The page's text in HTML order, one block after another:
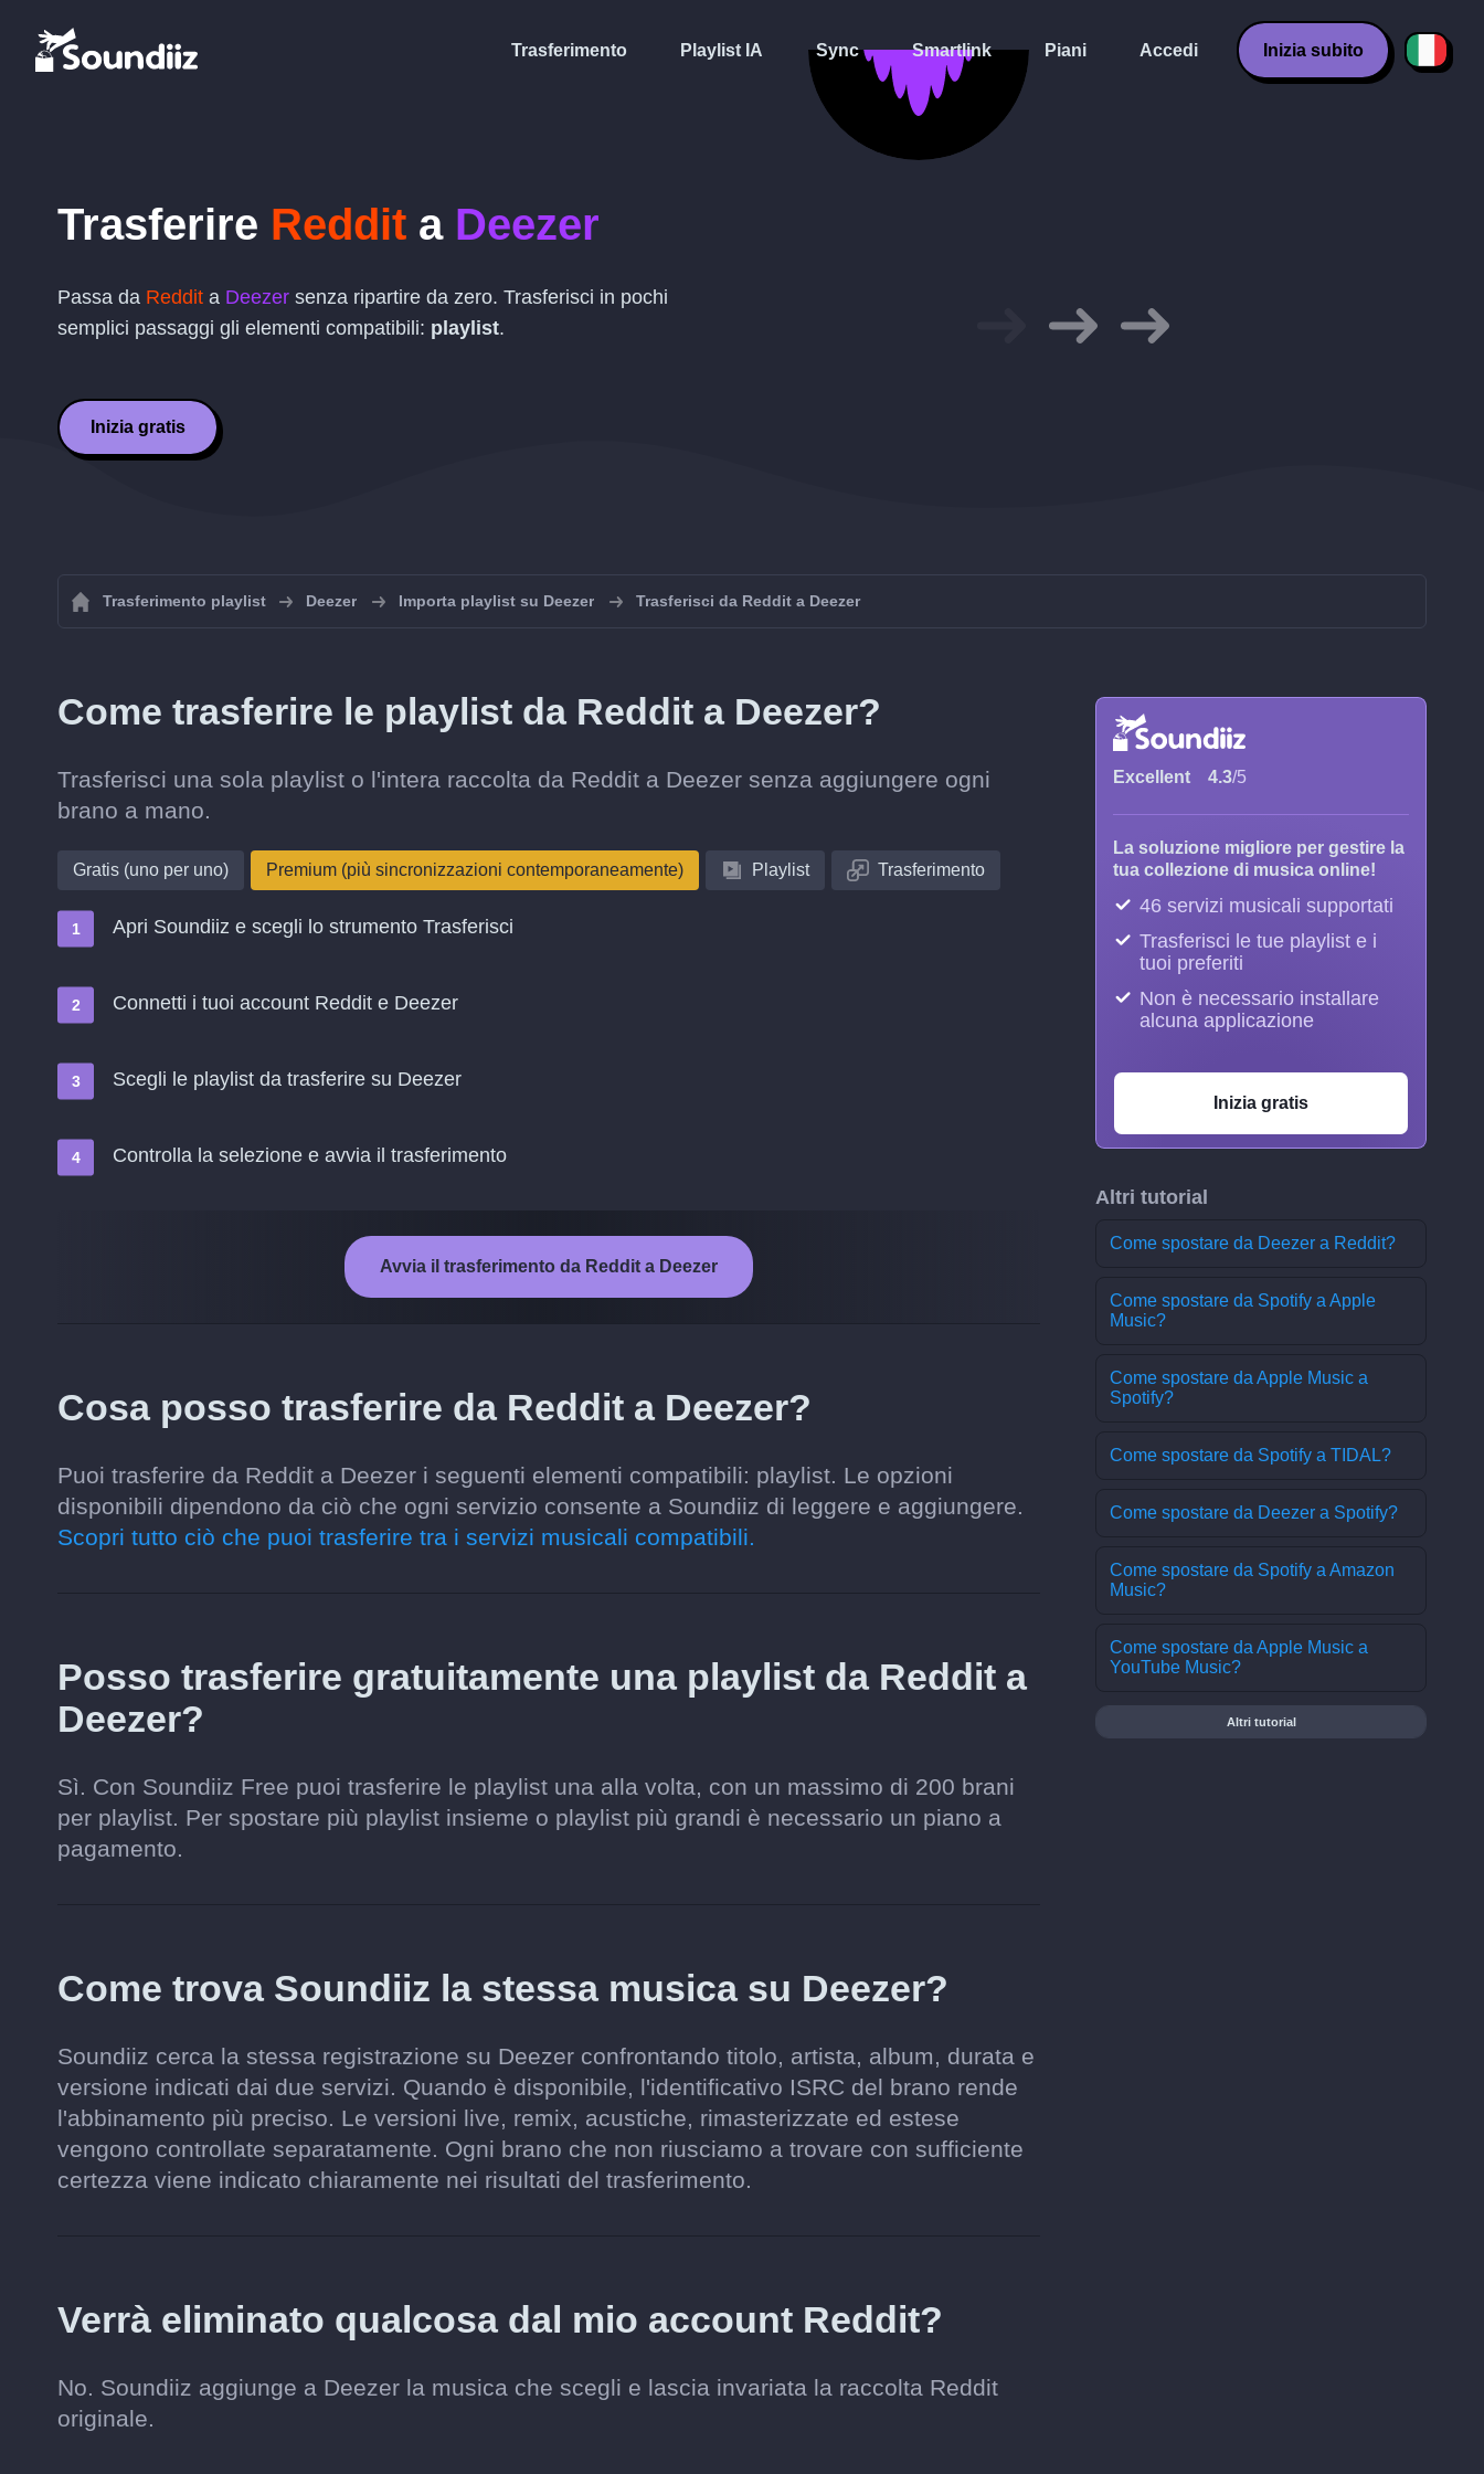
Trasferimento Playlist IA Sync Smartlink Piani Accedi Inizia subito
Trasferire Reddit a Deezer
Passa da Reddit a Deezer senza ripartire da zero. Trasferisci in pochi
semplici passaggi gli elementi compatibili: playlist.
Inizia gratis
Trasferimento playlist Deezer Importa playlist su Deezer Trasferisci da Reddit a Deezer
Come trasferire le playlist da Reddit a Deezer?
Trasferisci una sola playlist o l'intera raccolta da Reddit a Deezer senza aggiungere ogni
brano a mano.
Gratis (uno per uno) Premium (più sincronizzazioni contemporaneamente) Playlist Trasferimento
Apri Soundiiz e scegli lo strumento Trasferisci
Connetti i tuoi account Reddit e Deezer
Scegli le playlist da trasferire su Deezer
Controlla la selezione e avvia il trasferimento
Avvia il trasferimento da Reddit a Deezer
Cosa posso trasferire da Reddit a Deezer?
Puoi trasferire da Reddit a Deezer i seguenti elementi compatibili: playlist. Le opzioni
disponibili dipendono da ciò che ogni servizio consente a Soundiiz di leggere e aggiungere.
Scopri tutto ciò che puoi trasferire tra i servizi musicali compatibili.
Posso trasferire gratuitamente una playlist da Reddit a
Deezer?
Sì. Con Soundiiz Free puoi trasferire le playlist una alla volta, con un massimo di 200 brani
per playlist. Per spostare più playlist insieme o playlist più grandi è necessario un piano a
pagamento.
Come trova Soundiiz la stessa musica su Deezer?
Soundiiz cerca la stessa registrazione su Deezer confrontando titolo, artista, album, durata e
versione indicati dai due servizi. Quando è disponibile, l'identificativo ISRC del brano rende
l'abbinamento più preciso. Le versioni live, remix, acustiche, rimasterizzate ed estese
vengono controllate separatamente. Ogni brano che non riusciamo a trovare con sufficiente
certezza viene indicato chiaramente nei risultati del trasferimento.
Verrà eliminato qualcosa dal mio account Reddit?
No. Soundiiz aggiunge a Deezer la musica che scegli e lascia invariata la raccolta Reddit
originale.
Excellent 4.3/5
La soluzione migliore per gestire la
tua collezione di musica online!
46 servizi musicali supportati
Trasferisci le tue playlist e i
tuoi preferiti
Non è necessario installare
alcuna applicazione
Inizia gratis
Altri tutorial
Come spostare da Deezer a Reddit?
Come spostare da Spotify a Apple
Music?
Come spostare da Apple Music a
Spotify?
Come spostare da Spotify a TIDAL?
Come spostare da Deezer a Spotify?
Come spostare da Spotify a Amazon
Music?
Come spostare da Apple Music a
YouTube Music?
Altri tutorial